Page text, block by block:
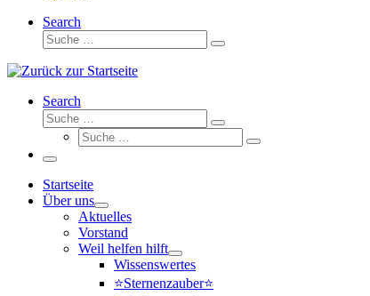
Search
Suche
Suche
Search
Suche
Suche
Suche
Suche
Menü
Startseite
Über uns
Aktuelles
Vorstand
Weil helfen hilft
Wissenswertes
⭐Sternenzauber⭐